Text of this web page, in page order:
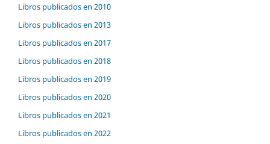
Libros publicados en 2010
Libros publicados en 2013
Libros publicados en 2017
Libros publicados en 2018
Libros publicados en 2019
Libros publicados en 2020
Libros publicados en 2021
Libros publicados en 2022